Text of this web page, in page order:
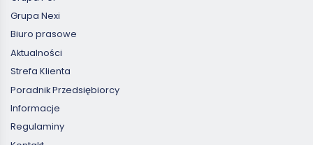
Grupa Nexi
Biuro prasowe
Aktualności
Strefa Klienta
Poradnik Przedsiębiorcy
Informacje
Regulaminy